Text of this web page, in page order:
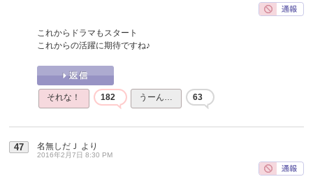
これからドラマもスタート
これからの活躍に期待ですね♪
それな！ 182 うーん… 63
47 名無しだＪ より
2016年2月7日 8:30 PM